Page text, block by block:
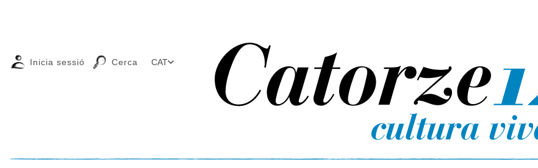
Cercador
Inicia sessió Cerca CAT